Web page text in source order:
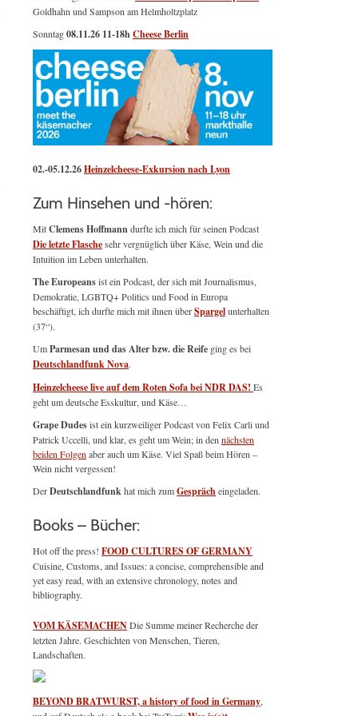
Goldhahn und Sampson am Helmholtzplatz
Sonntag08.11.26 11-18hCheese Berlin
02.-05.12.26Heinzelcheese-Exkursion nach Lyon
Zum Hinsehen und -hören:
MitClemens Hoffmanndurfte ich mich für seinen Podcast
Die letzte Flaschesehr vergnüglich über Käse, Wein und die
Intuition im Leben unterhalten.
The Europeansist ein Podcast, der sich mit Journalismus,
Demokratie, LGBTQ+ Politics und Food in Europa
beschäftigt, ich durfte mich mit ihnen überSpargelunterhalten
(37“).
UmParmesan und das Alter bzw. die Reife ging es bei
Deutschlandfunk Nova.
Heinzelcheese live auf dem Roten Sofa bei NDR DAS! Es
geht um deutsche Esskultur, und Käse…
Grape Dudesist ein kurzweiliger Podcast von Felix Carli und
Patrick Uccelli, und klar, es geht um Wein; in den nächsten
beiden Folgen aber auch um Käse. Viel Spaß beim Hören –
Wein nicht vergessen!
DerDeutschlandfunkhat mich zumGesprächeingeladen.
Books – Bücher:
Hot off the press! FOOD CULTURES OF GERMANY
Cuisine, Customs, and Issues: a concise, comprehensible and
yet easy read, with an extensive chronology, notes and
bibliography.
VOM KÄSEMACHENDie Summe meiner Recherche der
letzten Jahre. Geschichten von Menschen, Tieren,
Landschaften.
BEYOND BRATWURST, a history of food in Germany